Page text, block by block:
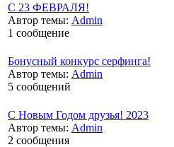
С 23 ФЕВРАЛЯ!
Автор темы: Admin
1 сообщение
Бонусный конкурс серфинга!
Автор темы: Admin
5 сообщений
С Новым Годом друзья! 2023
Автор темы: Admin
2 сообщения